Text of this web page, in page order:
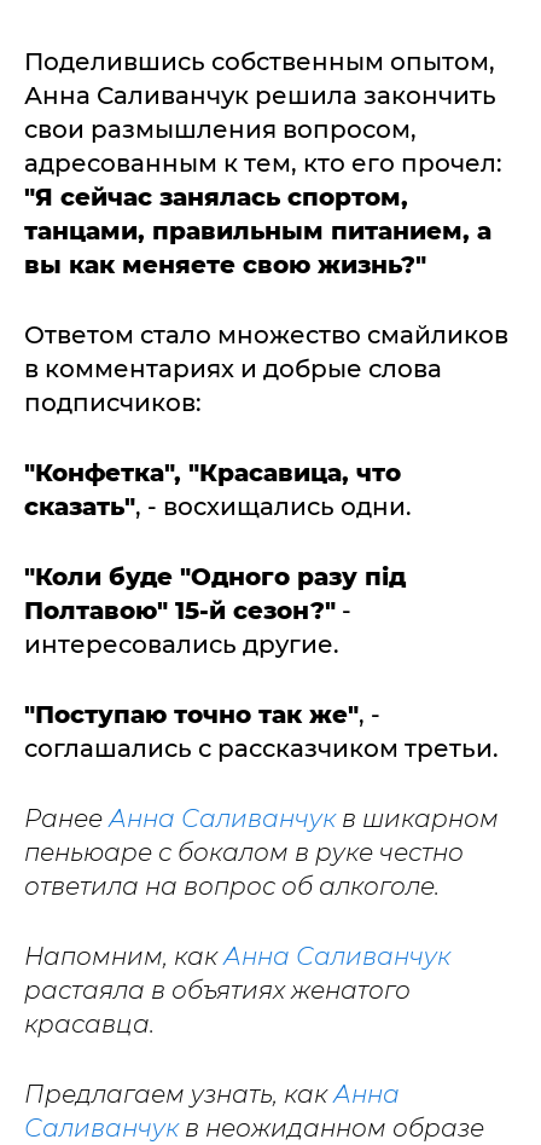
Поделившись собственным опытом,
Анна Саливанчук решила закончить
свои размышления вопросом,
адресованным к тем, кто его прочел:
"Я сейчас занялась спортом,
танцами, правильным питанием, а
вы как меняете свою жизнь?"
Ответом стало множество смайликов
в комментариях и добрые слова
подписчиков:
"Конфетка", "Красавица, что
сказать", - восхищались одни.
"Коли буде "Одного разу під
Полтавою" 15-й сезон?" -
интересовались другие.
"Поступаю точно так же", -
соглашались с рассказчиком третьи.
Ранее Анна Саливанчукв шикарном
пеньюаре с бокалом в руке честно
ответила на вопрос об алкоголе.
Напомним, какАнна Саливанчук
растаяла в объятиях женатого
красавца.
Предлагаем узнать, какАнна
Саливанчук в неожиданном образе